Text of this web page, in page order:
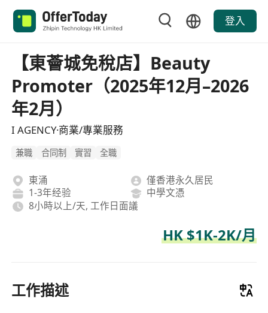
登入
【東薈城免稅店】Beauty
Promoter（2025年12月–2026
年2月）
I AGENCY·商業/專業服務
兼職 合同制 實習 全職
東涌
僅香港永久居民
1-3年经验
中學文憑
8小時以上/天, 工作日面議
HK $1K-2K/月
工作描述